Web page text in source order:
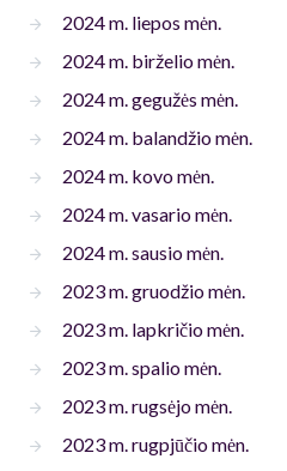
2024 m. liepos mėn.
2024 m. birželio mėn.
2024 m. gegužės mėn.
2024 m. balandžio mėn.
2024 m. kovo mėn.
2024 m. vasario mėn.
2024 m. sausio mėn.
2023 m. gruodžio mėn.
2023 m. lapkričio mėn.
2023 m. spalio mėn.
2023 m. rugsėjo mėn.
2023 m. rugpjūčio mėn.